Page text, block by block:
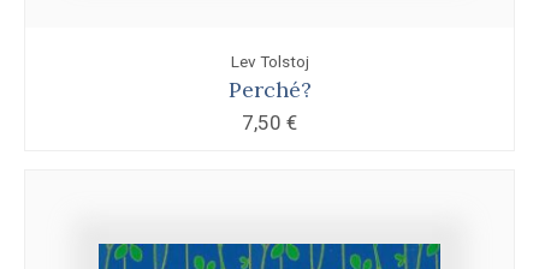
Lev Tolstoj
Perché?
7,50 €